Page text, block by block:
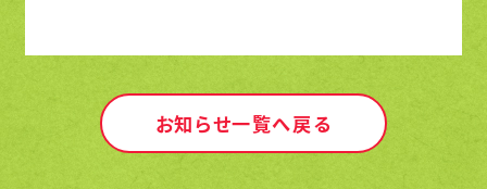
お知らせ一覧へ戻る